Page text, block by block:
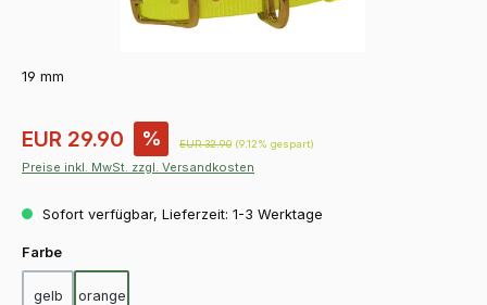
19 mm
Verkaufspreis:
EUR 29.90 % Regulärer Preis:
EUR 32.90 (9.12% gespart)
Preise inkl. MwSt. zzgl. Versandkosten
Sofort verfügbar, Lieferzeit: 1-3 Werktage
Farbeauswählen
gelb orange